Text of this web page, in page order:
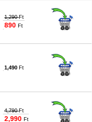
1,290Ft
890 Ft
1,490 Ft
4,790Ft
2,990 Ft